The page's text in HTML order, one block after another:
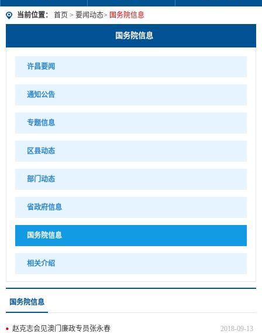
当前位置： 首页 > 要闻动态> 国务院信息
国务院信息
许昌要闻
通知公告
专题信息
区县动态
部门动态
省政府信息
国务院信息
相关介绍
国务院信息
赵克志会见澳门廉政专员张永春 2018-09-13